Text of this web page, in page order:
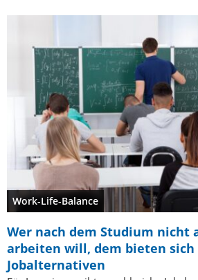
Work-Life-Balance
Wer nach dem Studium nicht
arbeiten will, dem bieten sich
Jobalternativen